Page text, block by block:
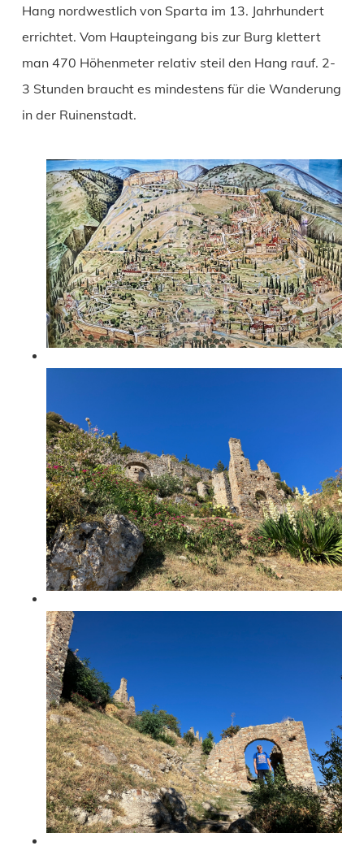
Hang nordwestlich von Sparta im 13. Jahrhundert
errichtet. Vom Haupteingang bis zur Burg klettert
man 470 Höhenmeter relativ steil den Hang rauf. 2-
3 Stunden braucht es mindestens für die Wanderung
in der Ruinenstadt.